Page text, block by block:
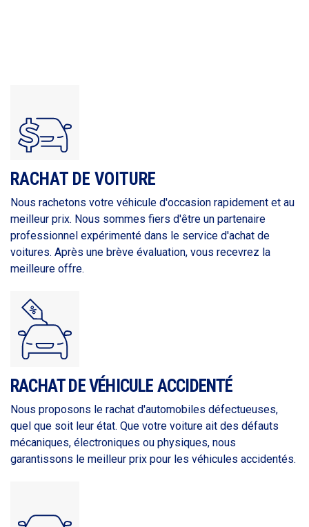
RACHAT DE VOITURE
Nous rachetons votre véhicule d'occasion rapidement et au
meilleur prix. Nous sommes fiers d'être un partenaire
professionnel expérimenté dans le service d'achat de
voitures. Après une brève évaluation, vous recevrez la
meilleure offre.
RACHAT DE VÉHICULE ACCIDENTÉ
Nous proposons le rachat d'automobiles défectueuses,
quel que soit leur état. Que votre voiture ait des défauts
mécaniques, électroniques ou physiques, nous
garantissons le meilleur prix pour les véhicules accidentés.